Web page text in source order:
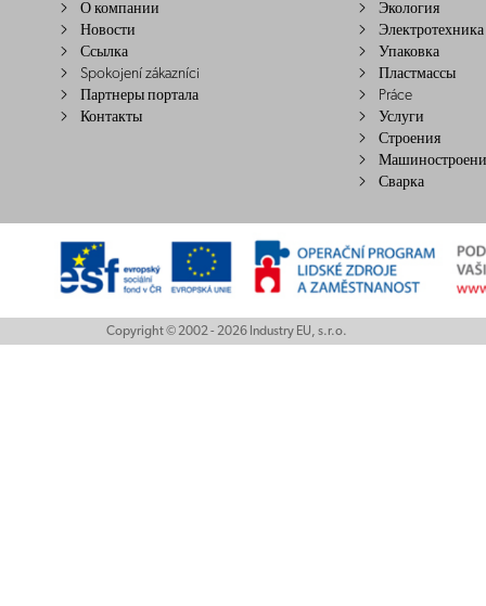
О компании
Новости
Ссылка
Spokojení zákazníci
Партнеры портала
Контакты
Экология
Электротехника
Упаковка
Пластмассы
Práce
Услуги
Строения
Сварка
Copyright © 2002 - 2026 Industry EU, s.r.o.